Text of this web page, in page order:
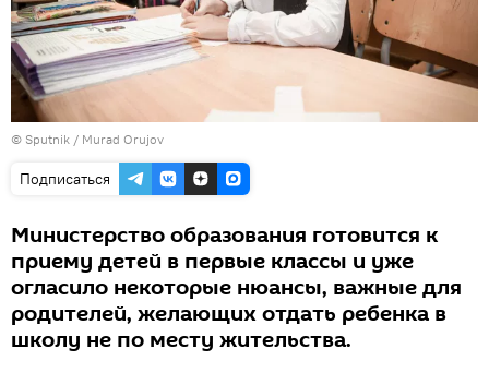
© Sputnik / Murad Orujov
Подписаться
Министерство образования готовится к
приему детей в первые классы и уже
огласило некоторые нюансы, важные для
родителей, желающих отдать ребенка в
школу не по месту жительства.